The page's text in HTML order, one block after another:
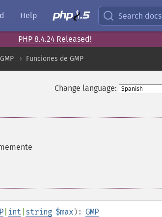
Help Search docs
PHP 8.4.24 Released!
GMP Funciones de GMP
Change language:
int string $max): GMP